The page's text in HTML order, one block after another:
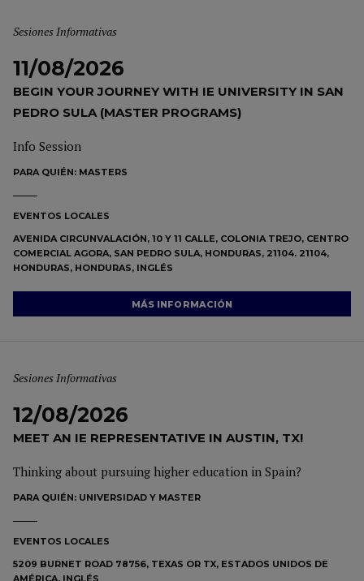
Sesiones Informativas
11/08/2026
BEGIN YOUR JOURNEY WITH IE UNIVERSITY IN SAN
PEDRO SULA (MASTER PROGRAMS)
Info Session
PARA QUIÉN: MASTERS
EVENTOS LOCALES
AVENIDA CIRCUNVALACIÓN, 10 Y 11 CALLE, COLONIA TREJO, CENTRO
COMERCIAL AGORA, SAN PEDRO SULA, HONDURAS, 21104. 21104,
HONDURAS, HONDURAS, INGLÉS
MÁS INFORMACIÓN
Sesiones Informativas
12/08/2026
MEET AN IE REPRESENTATIVE IN AUSTIN, TX!
Thinking about pursuing higher education in Spain?
PARA QUIÉN: UNIVERSIDAD Y MASTER
EVENTOS LOCALES
5209 BURNET ROAD 78756, TEXAS OR TX, ESTADOS UNIDOS DE
AMÉRICA, INGLÉS